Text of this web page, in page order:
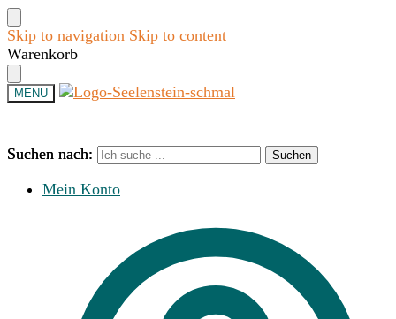
Skip to navigation Skip to content
Warenkorb
MENU
Suchen nach: Suchen
Mein Konto
Suchen nach: Suchen